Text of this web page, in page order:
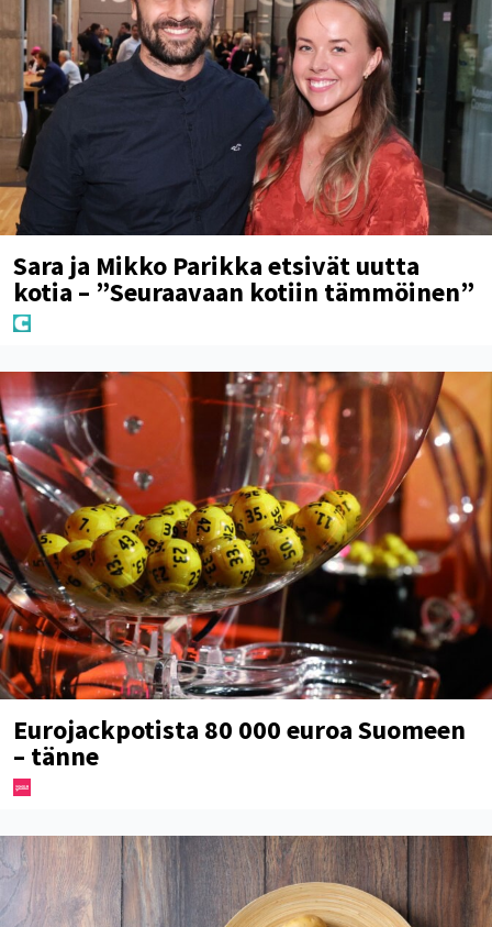
Sara ja Mikko Parikka etsivät uutta
kotia – ”Seuraavaan kotiin tämmöinen”
Eurojackpotista 80 000 euroa Suomeen
– tänne